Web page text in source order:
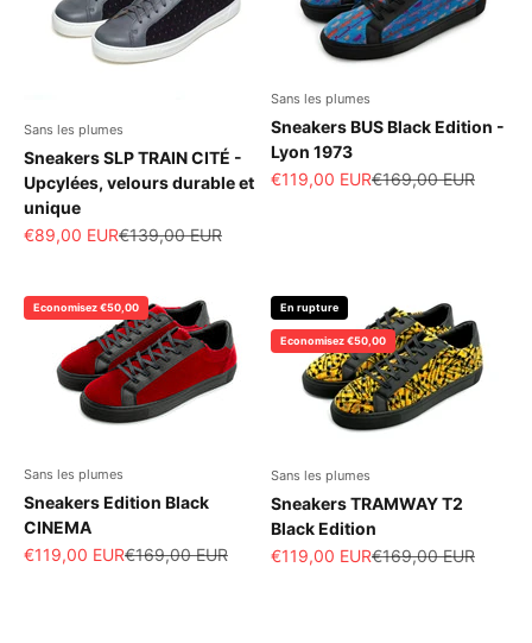
Sans les plumes
Sneakers SLP TRAIN CITÉ -
Upcylées, velours durable et
unique
Prix de vente
€89,00 EURPrix normal
€139,00 EUR
Sans les plumes
Sneakers BUS Black Edition -
Lyon 1973
Prix de vente
€119,00 EURPrix normal
€169,00 EUR
Economisez €50,00
Sans les plumes
Sneakers Edition Black
CINEMA
Prix de vente
€119,00 EURPrix normal
€169,00 EUR
En rupture
Economisez €50,00
Sans les plumes
Sneakers TRAMWAY T2
Black Edition
Prix de vente
€119,00 EURPrix normal
€169,00 EUR